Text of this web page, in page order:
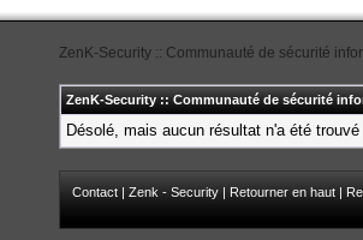
ZenK-Security :: Communauté de sécurité
ZenK-Security :: Communauté de sécurité
Désolé, mais aucun résultat n'a été
Contact | Zenk - Security | Retourner en haut |